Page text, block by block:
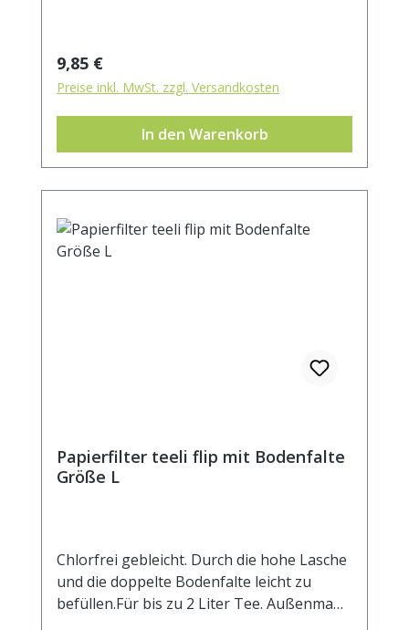
Regulärer Preis:
9,85 €
Preise inkl. MwSt. zzgl. Versandkosten
In den Warenkorb
Papierfilter teeli flip mit Bodenfalte
Größe L
Chlorfrei gebleicht. Durch die hohe Lasche
und die doppelte Bodenfalte leicht zu
befüllen.Für bis zu 2 Liter Tee. Außenmaß